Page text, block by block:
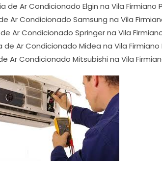
de Ar Condicionado Elgin na Vila Firmiano
Ar Condicionado Samsung na Vila
Ar Condicionado Springer na Vila
Ar Condicionado Midea na Vila Firmiano
Ar Condicionado Mitsubishi na Vila